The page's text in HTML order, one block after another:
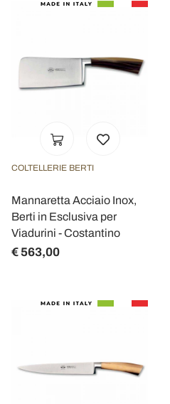
COLTELLERIE BERTI
Mannaretta Acciaio Inox,
Berti in Esclusiva per
Viadurini - Costantino
€ 563,00